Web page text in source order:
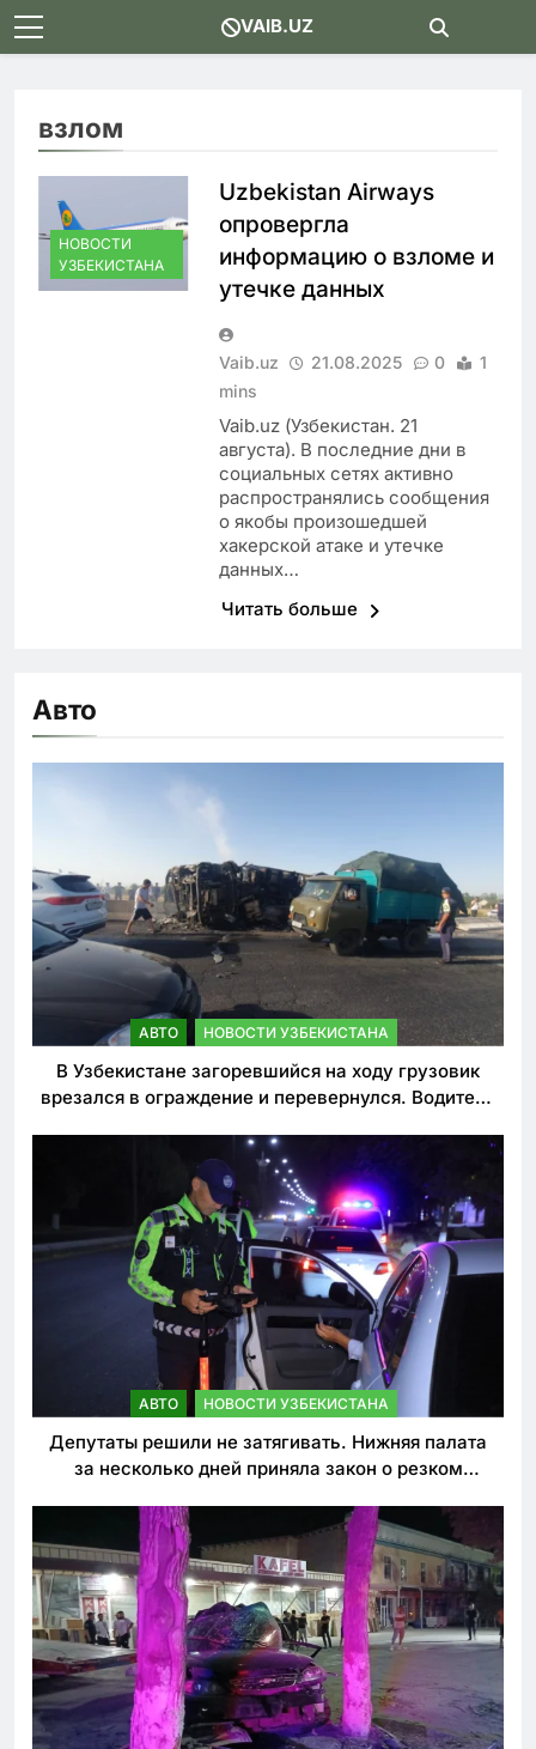
Skip
to
VAIB.UZ
взлом
НОВОСТИ
УЗБЕКИСТАНА
Uzbekistan Airways
опровергла
информацию о взломе и
утечке данных
Vaib.uz 21.08.2025 0
1
mins
Vaib.uz (Узбекистан. 21
августа). В последние дни в
социальных сетях активно
распространялись сообщения
о якобы произошедшей
хакерской атаке и утечке
данных…
Читать больше
Авто
АВТО НОВОСТИ УЗБЕКИСТАНА
В Узбекистане загоревшийся на ходу грузовик
врезался в ограждение и перевернулся. Водитель
АВТО НОВОСТИ УЗБЕКИСТАНА
Депутаты решили не затягивать. Нижняя палата
за несколько дней приняла закон о резком